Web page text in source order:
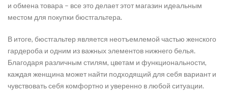
и обмена товара – все это делает этот магазин идеальным
местом для покупки бюстгальтера.
В итоге, бюстгальтер является неотъемлемой частью женского
гардероба и одним из важных элементов нижнего белья.
Благодаря различным стилям, цветам и функциональности,
каждая женщина может найти подходящий для себя вариант и
чувствовать себя комфортно и уверенно в любой ситуации.